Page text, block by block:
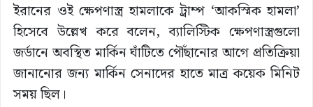
ইরানের ওই ক্ষেপণাস্ত্র হামলাকে ট্রাম্প ‘আকস্মিক হামলা’
হিসেবে উল্লেখ করে বলেন, ব্যালিস্টিক ক্ষেপণাস্ত্রগুলো
জর্ডানে অবস্থিত মার্কিন ঘাঁটিতে পৌঁছানোর আগে প্রতিক্রিয়া
জানানোর জন্য মার্কিন সেনাদের হাতে মাত্র কয়েক মিনিট
সময় ছিল।